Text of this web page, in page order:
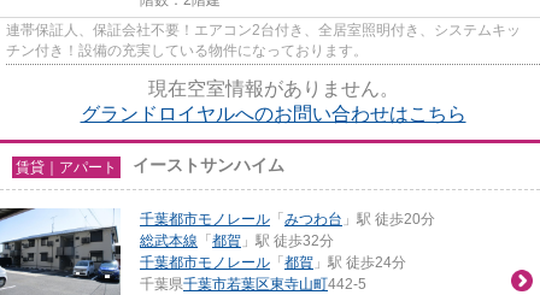
連帯保証人、保証会社不要！エアコン2台付き、全居室照明付き、システムキッ
チン付き！設備の充実している物件になっております。
現在空室情報がありません。
グランドロイヤルへのお問い合わせはこちら
賃貸｜アパート イーストサンハイム
千葉都市モノレール 「 みつわ台 」駅 徒歩20分
総武本線 「 都賀 」駅 徒歩32分
千葉都市モノレール 「 都賀 」駅 徒歩24分
千葉県千葉市若葉区東寺山町442-5